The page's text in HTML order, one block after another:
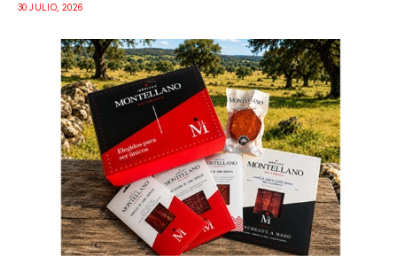
30 JULIO, 2026